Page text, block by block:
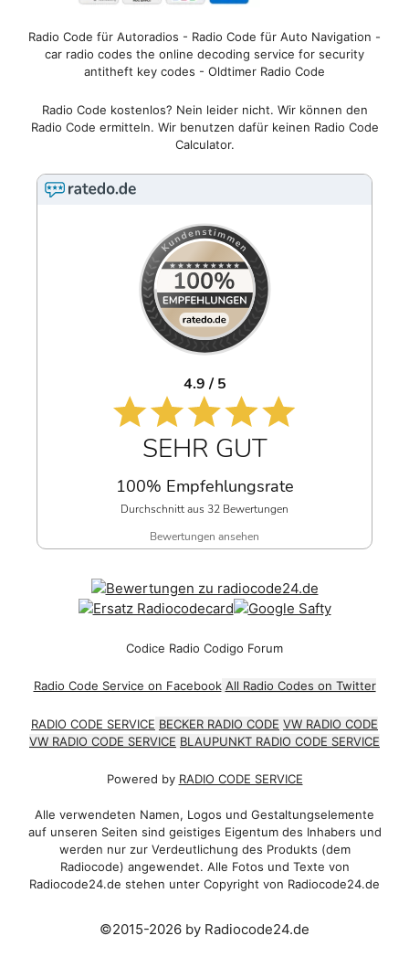
Radio Code für Autoradios - Radio Code für Auto Navigation -
car radio codes the online decoding service for security
antitheft key codes - Oldtimer Radio Code
Radio Code kostenlos? Nein leider nicht. Wir können den
Radio Code ermitteln. Wir benutzen dafür keinen Radio Code
Calculator.
4.9 / 5
SEHR GUT
100% Empfehlungsrate
Durchschnitt aus 32 Bewertungen
Bewertungen ansehen
Codice Radio Codigo Forum
Radio Code Service on Facebook All Radio Codes on Twitter
RADIO CODE SERVICE BECKER RADIO CODE VW RADIO CODE
VW RADIO CODE SERVICE BLAUPUNKT RADIO CODE SERVICE
Powered by RADIO CODE SERVICE
Alle verwendeten Namen, Logos und Gestaltungselemente
auf unseren Seiten sind geistiges Eigentum des Inhabers und
werden nur zur Verdeutlichung des Produkts (dem
Radiocode) angewendet. Alle Fotos und Texte von
Radiocode24.de stehen unter Copyright von Radiocode24.de
©2015-2026 by Radiocode24.de